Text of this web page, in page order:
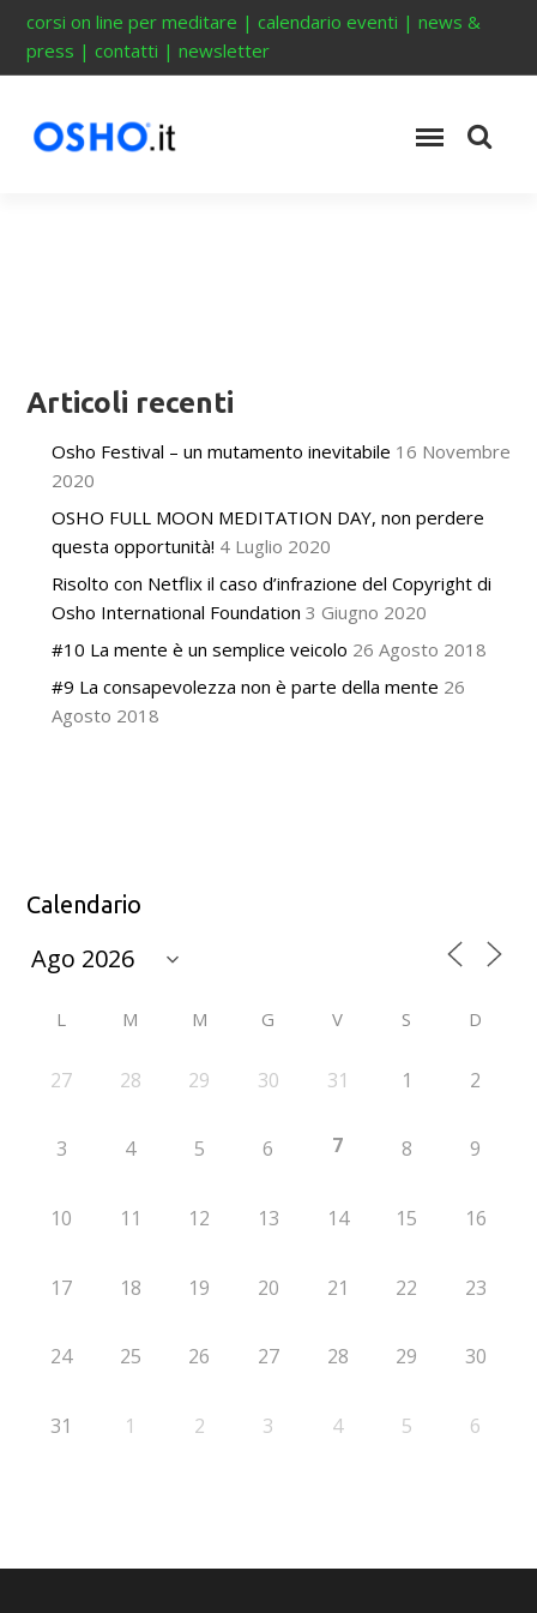
corsi on line per meditare |calendario eventi |news &
press |contatti |newsletter
Articoli recenti
Osho Festival – un mutamento inevitabile 16 Novembre
2020
OSHO FULL MOON MEDITATION DAY, non perdere
questa opportunità! 4 Luglio 2020
Risolto con Netflix il caso d’infrazione del Copyright di
Osho International Foundation 3 Giugno 2020
#10 La mente è un semplice veicolo 26 Agosto 2018
#9 La consapevolezza non è parte della mente 26
Agosto 2018
Calendario
L M M G V S D
27 28 29 30 31 1 2
3 4 5 6 7 8 9
10 11 12 13 14 15 16
17 18 19 20 21 22 23
24 25 26 27 28 29 30
31 1 2 3 4 5 6